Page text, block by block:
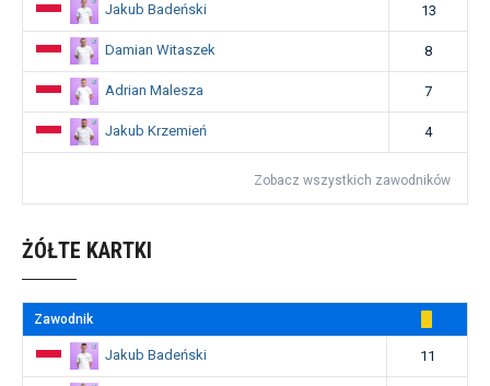
Jakub Badeński 13
Damian Witaszek 8
Adrian Malesza 7
Jakub Krzemień 4
Zobacz wszystkich zawodników
ŻÓŁTE KARTKI
Zawodnik
Jakub Badeński 11